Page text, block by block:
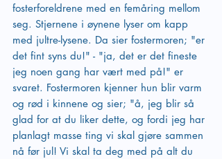
fosterforeldrene med en femåring mellom
seg. Stjernene i øynene lyser om kapp
med jultre-lysene. Da sier fostermoren; "er
det fint syns du!" - "ja, det er det fineste
jeg noen gang har vært med på!" er
svaret. Fostermoren kjenner hun blir varm
og rød i kinnene og sier; "å, jeg blir så
glad for at du liker dette, og fordi jeg har
planlagt masse ting vi skal gjøre sammen
nå før jul! Vi skal ta deg med på alt du